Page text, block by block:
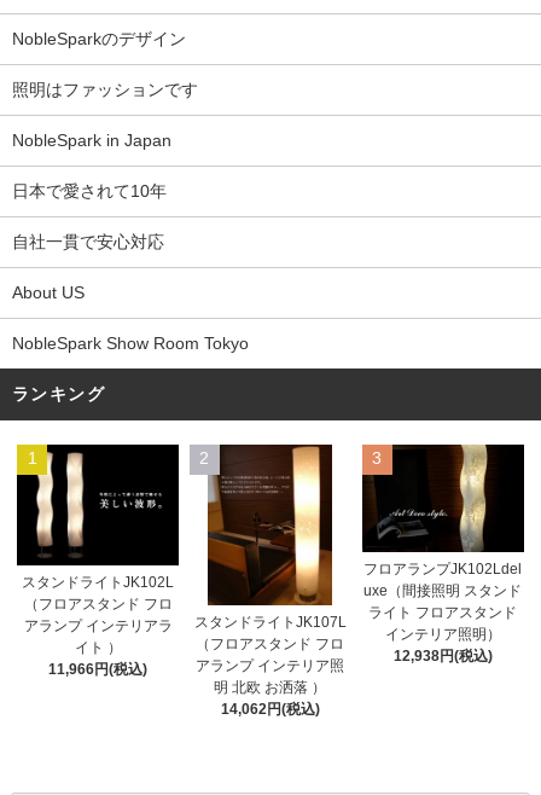
NobleSparkのデザイン
照明はファッションです
NobleSpark in Japan
日本で愛されて10年
自社一貫で安心対応
About US
NobleSpark Show Room Tokyo
ランキング
1
スタンドライトJK102L
（フロアスタンド フロ
アランプ インテリアラ
イト ）
11,966円(税込)
2
スタンドライトJK107L
（フロアスタンド フロ
アランプ インテリア照
明 北欧 お洒落 ）
14,062円(税込)
3
フロアランプJK102Ldel
uxe（間接照明 スタンド
ライト フロアスタンド
インテリア照明）
12,938円(税込)